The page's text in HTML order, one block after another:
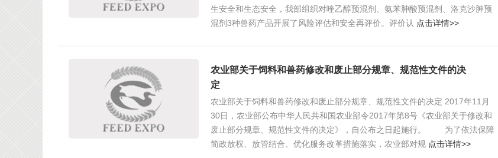
生安全和生态安全，我部组织对喹乙醇预混剂、氨苯胂酸预混剂、洛克沙胂预
混剂3种兽药产品开展了风险评估和安全再评价。评价认 点击详情>>
农业部关于饲料和兽药修改和废止部分规章、规范性文件的决
定
农业部关于饲料和兽药修改和废止部分规章、规范性文件的决定 2017年11月
30日，农业部公布中华人民共和国农业部令2017年第8号《农业部关于修改和
废止部分规章、规范性文件的决定》，自公布之日起施行。 为了依法保障
简政放权、放管结合、优化服务改革措施落实，农业部对规 点击详情>>